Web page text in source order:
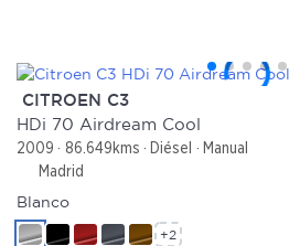
CITROEN C3
HDi 70 Airdream Cool
2009 86.649kms Diésel
Manual
Madrid
Blanco
+2